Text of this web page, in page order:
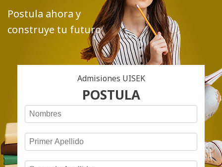
Postula ahora y
construye tu futuro
Admisiones UISEK
POSTULA